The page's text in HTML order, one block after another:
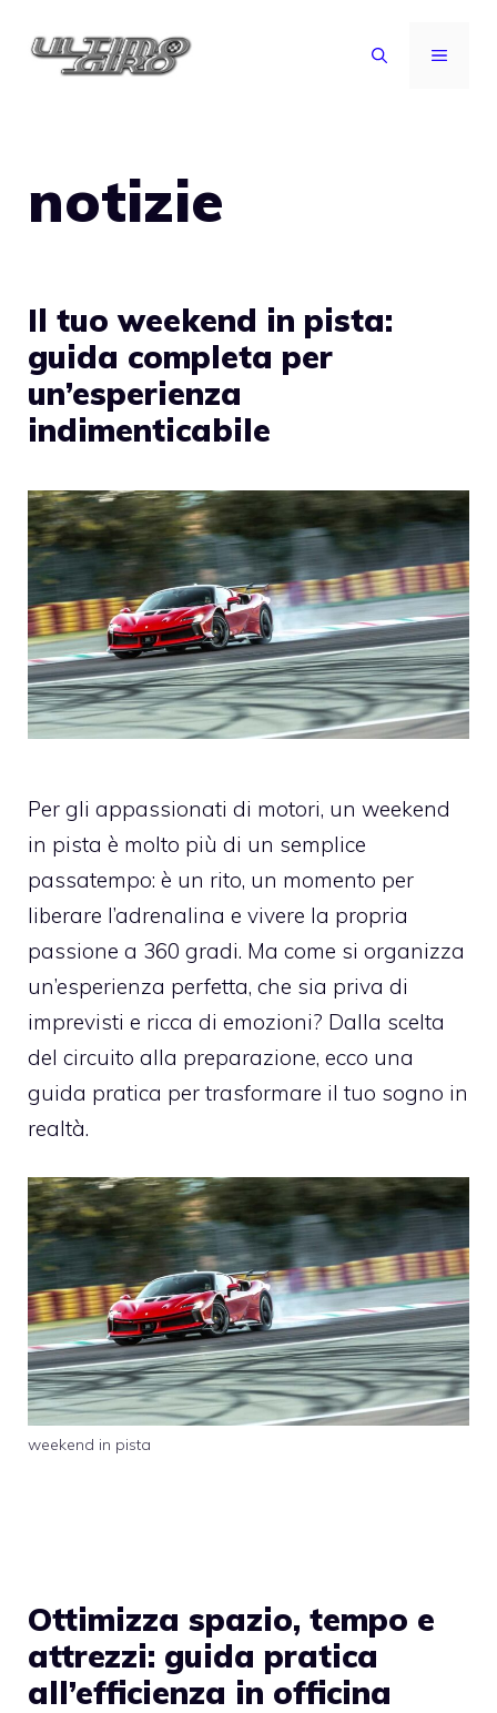
MENU
notizie
Il tuo weekend in pista:
guida completa per
un’esperienza
indimenticabile
Per gli appassionati di motori, un weekend
in pista è molto più di un semplice
passatempo: è un rito, un momento per
liberare l’adrenalina e vivere la propria
passione a 360 gradi. Ma come si organizza
un’esperienza perfetta, che sia priva di
imprevisti e ricca di emozioni? Dalla scelta
del circuito alla preparazione, ecco una
guida pratica per trasformare il tuo sogno in
realtà.
weekend in pista
Ottimizza spazio, tempo e
attrezzi: guida pratica
all’efficienza in officina